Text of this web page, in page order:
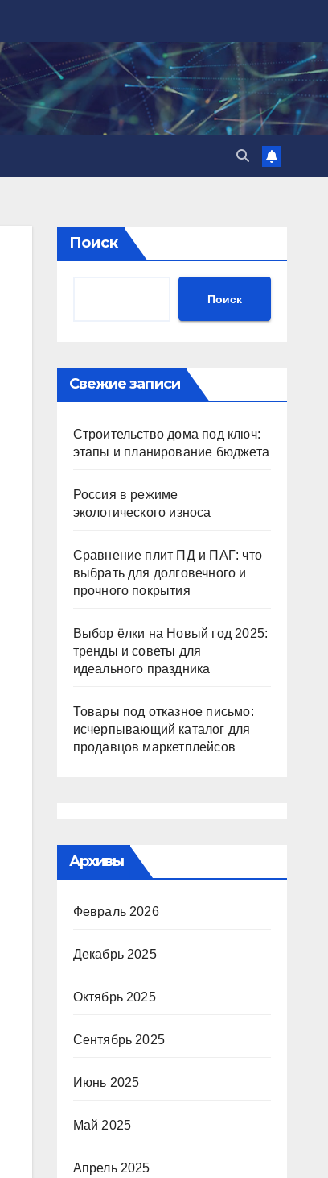
Поиск
Поиск
Свежие записи
Строительство дома под ключ:
этапы и планирование бюджета
Россия в режиме
экологического износа
Сравнение плит ПД и ПАГ: что
выбрать для долговечного и
прочного покрытия
Выбор ёлки на Новый год 2025:
тренды и советы для
идеального праздника
Товары под отказное письмо:
исчерпывающий каталог для
продавцов маркетплейсов
Архивы
Февраль 2026
Декабрь 2025
Октябрь 2025
Сентябрь 2025
Июнь 2025
Май 2025
Апрель 2025